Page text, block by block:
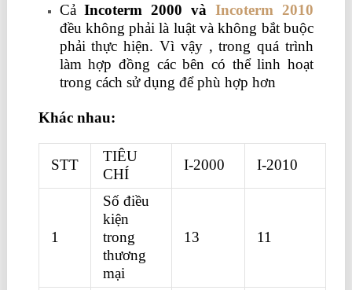
CảIncoterm 2000 vàIncoterm 2010
đều không phải là luật và không bắt buộc
phải thực hiện. Vì vậy , trong quá trình
làm hợp đồng các bên có thể linh hoạt
trong cách sử dụng để phù hợp hơn
Khác nhau:
STT
TIÊU
CHÍ
I-2000 I-2010
1
Số điều
kiện
trong
thương
mại
13 11